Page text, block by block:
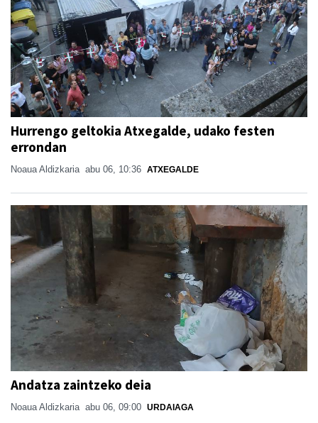
Hurrengo geltokia Atxegalde, udako festen
errondan
Noaua Aldizkaria abu 06, 10:36 ATXEGALDE
Andatza zaintzeko deia
Noaua Aldizkaria abu 06, 09:00 URDAIAGA